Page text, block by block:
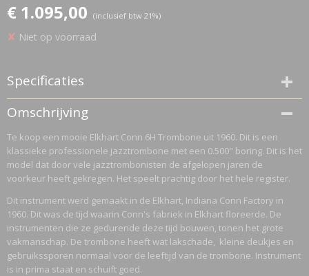
€ 1.095,00 (inclusief btw 21%)
✘ Niet op voorraad
Specificaties
Productcode
846221
Netto gewicht
5,63 Kg
Bruto gewicht
7,63 Kg
Omschrijving
Te koop een mooie Elkhart Conn 6H Trombone uit 1960. Dit is een
klassieke professionele jazztrombone met een 0.500" boring. Dit is het
model dat door vele jazztrombonisten de afgelopen jaren de
voorkeur heeft gekregen. Het speelt prachtig door het hele register.
Dit instrument werd gemaakt in de Elkhart, Indiana Conn Factory in
1960. Dit was de tijd waarin Conn's fabriek in Elkhart floreerde. De
instrumenten die ze gedurende deze tijd bouwen, tonen het grote
vakmanschap. De trombone heeft wat lakschade, kleine deukjes en
gebruikssporen normaal voor de leeftijd van de trombone. Instrument
is in prima staat en schuift goed.